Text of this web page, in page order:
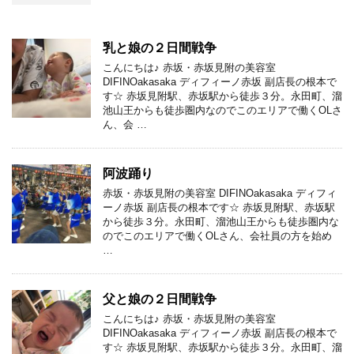
乳と娘の２日間戦争
こんにちは♪ 赤坂・赤坂見附の美容室
DIFINOakasaka ディフィーノ赤坂 副店長の根本で
す☆ 赤坂見附駅、赤坂駅から徒歩３分。永田町、溜
池山王からも徒歩圏内なのでこのエリアで働くOLさ
ん、会 …
阿波踊り
赤坂・赤坂見附の美容室 DIFINOakasaka ディフィ
ーノ赤坂 副店長の根本です☆ 赤坂見附駅、赤坂駅
から徒歩３分。永田町、溜池山王からも徒歩圏内な
のでこのエリアで働くOLさん、会社員の方を始め
父と娘の２日間戦争
こんにちは♪ 赤坂・赤坂見附の美容室
DIFINOakasaka ディフィーノ赤坂 副店長の根本で
す☆ 赤坂見附駅、赤坂駅から徒歩３分。永田町、溜